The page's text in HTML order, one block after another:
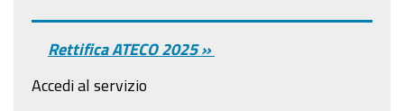
Rettifica ATECO 2025 »
Accedi al servizio